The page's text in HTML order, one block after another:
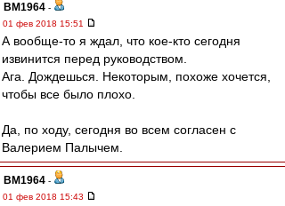
BM1964 -
01 фев 2018 15:51
А вообще-то я ждал, что кое-кто сегодня
извинится перед руководством.
Ага. Дождешься. Некоторым, похоже хочется,
чтобы все было плохо.
Да, по ходу, сегодня во всем согласен с
Валерием Палычем.
BM1964 -
01 фев 2018 15:43